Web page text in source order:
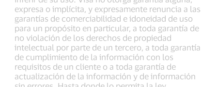
expresa o implícita, y expresamente renuncia a las
garantías de comerciabilidad e idoneidad de uso
para un propósito en particular, a toda garantía de
no violación de los derechos de propiedad
intelectual por parte de un tercero, a toda garantía
de cumplimiento de la información con los
requisitos de un cliente o a toda garantía de
actualización de la información y de información